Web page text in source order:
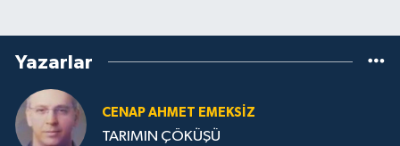
Yazarlar
CENAP AHMET EMEKSİZ
TARIMIN ÇÖKÜŞÜ